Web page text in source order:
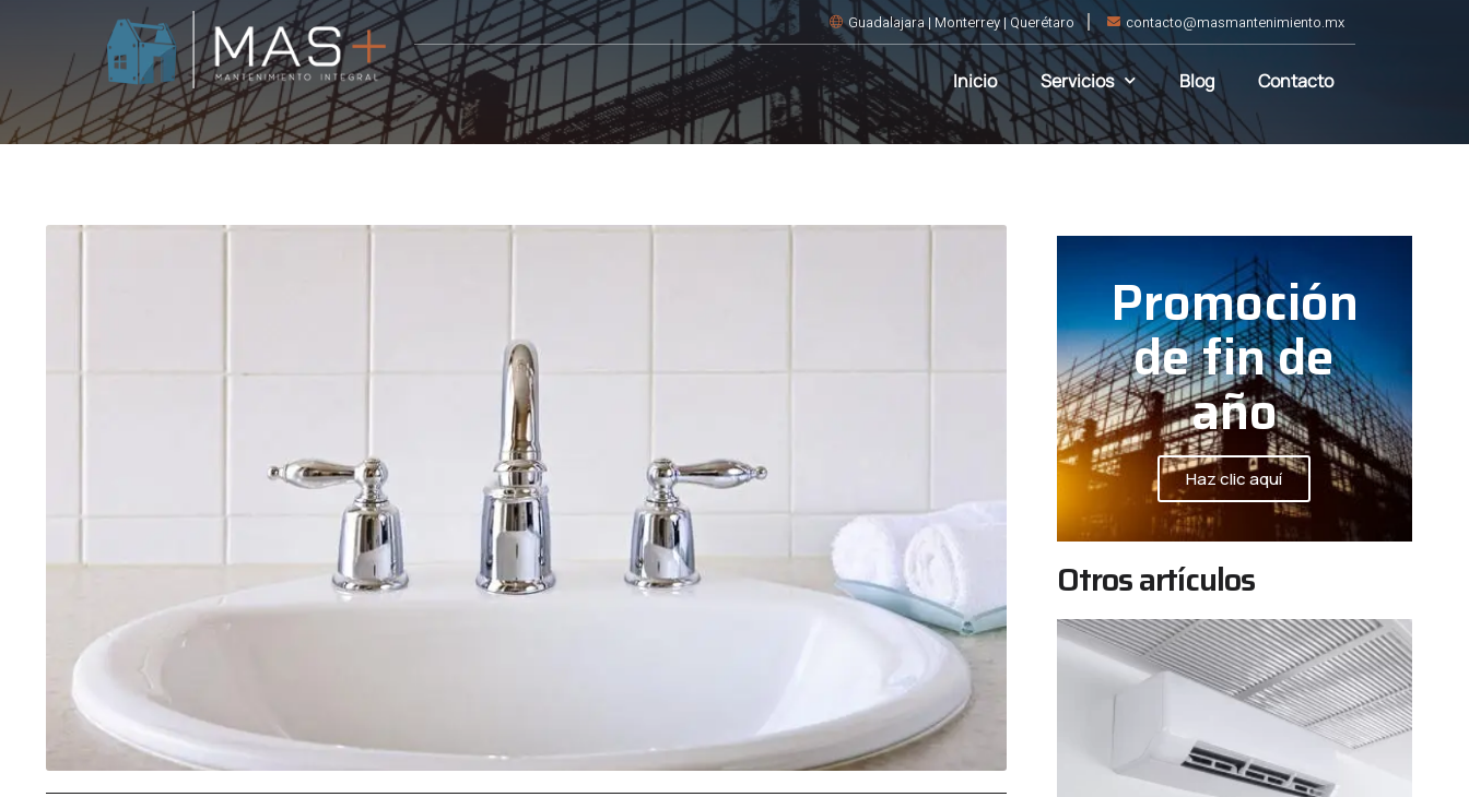
Guadalajara | Monterrey | Querétaro contacto@masmantenimiento.mx
Inicio Servicios Blog Contacto
Promoción
de fin de
año
Haz clic aquí
Otros artículos